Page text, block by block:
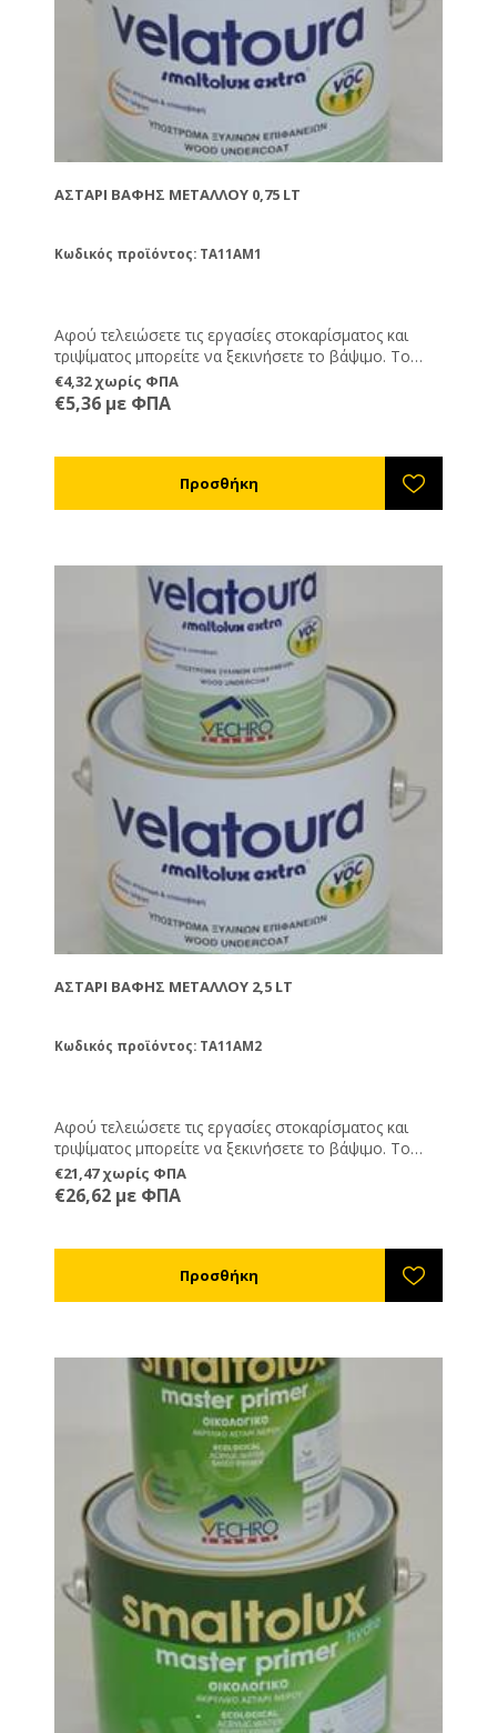
ΑΣΤΆΡΙ ΒΑΦΉΣ ΜΕΤΆΛΛΟΥ 0,75 LT
Κωδικός προϊόντος: TA11AM1
Αφού τελειώσετε τις εργασίες στοκαρίσματος και
τριψίματος μπορείτε να ξεκινήσετε το βάψιμο. Το
αστάρι είναι το πρώτο υλικό που θα περάσετε. Πάνω
από τα αστάρια βάφετε με τα χρώματα. Αν θα
χρησιμοποιήσετε στη συνέχεια χρώματα μετάλλου
Συνδυάζεται με χημικούς διαλύτες. Δε συνδυάζεται
€4,32 χωρίς ΦΠΑ
€5,36 με ΦΠΑ
ΑΣΤΆΡΙ ΒΑΦΉΣ ΜΕΤΆΛΛΟΥ 2,5 LT
Κωδικός προϊόντος: TA11AM2
Αφού τελειώσετε τις εργασίες στοκαρίσματος και
τριψίματος μπορείτε να ξεκινήσετε το βάψιμο. Το
αστάρι είναι το πρώτο υλικό που θα περάσετε. Πάνω
από τα αστάρια βάφετε με τα χρώματα. Αν θα
χρησιμοποιήσετε στη συνέχεια χρώματα μετάλλου
Συνδυάζεται με χημικούς διαλύτες. Δε συνδυάζεται
€21,47 χωρίς ΦΠΑ
€26,62 με ΦΠΑ